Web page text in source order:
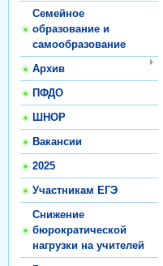
Семейное
образование и
самообразование
Архив
ПФДО
ШНОР
Вакансии
2025
Участникам ЕГЭ
Снижение
бюрократической
нагрузки на учителей